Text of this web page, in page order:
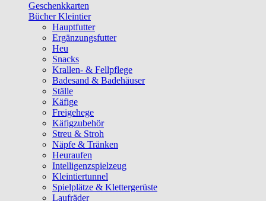
Geschenkkarten
Bücher Kleintier
Hauptfutter
Ergänzungsfutter
Heu
Snacks
Krallen- & Fellpflege
Badesand & Badehäuser
Ställe
Käfige
Freigehege
Käfigzubehör
Streu & Stroh
Näpfe & Tränken
Heuraufen
Intelligenzspielzeug
Kleintiertunnel
Spielplätze & Klettergerüste
Laufräder